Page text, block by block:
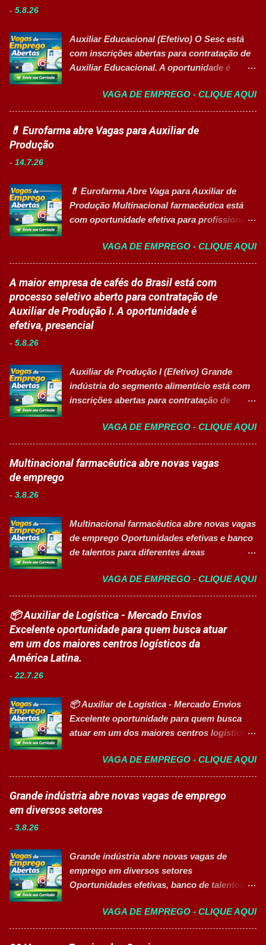
de RH. Executar demais atividades
administrativas da área. Requisitos 18 anos
completos. Ensino médio completo ...
(PcD). As vagas oferecem oportunidades de
desenvolvimento profissional em um
ambiente hospitalar estruturado, com
assistenciais, operacionais e de apoio. Vagas
abertas Auxiliar de Cozinha Técnico de
Enfermagem Enfermeiro Vigia (Modalidade
(Exclusiva PcD) Terapeuta Ocupacional
Atendente de Copa Estagiário Técnico ...
- 5.8.26
Auxiliar Educacional (Efetivo) O Sesc está
com inscrições abertas para contratação de
Auxiliar Educacional. A oportunidade é
nas áreas da educação que desejam atuar
em ambiente escolar, apoiando professores
e estudantes. 👉 CANDIDATAR-SE AGORA
Resumo da vaga Cargo: Auxiliar
agosto de 2026 Vaga inclusiva para Pessoas
com Deficiência (PcD). Principais atividades
Apoiar professores durante atividades
projetos educacionais. Dar suporte em
atividades recreativas e lúdicas.
Disponibilizar materiais utilizados nas
atividades. Monitorar estudantes durante
aulas e recreios. Contribuir para um
ambiente escolar organizado e seguro.
educacionais desenvolv...
VAGA DE EMPREGO - CLIQUE AQUI
💊 Eurofarma abre Vagas para Auxiliar de
Produção
- 14.7.26
💊 Eurofarma Abre Vaga para Auxiliar de
Produção Multinacional farmacêutica está
com oportunidade efetiva para profissionais
Deficiência (PcD). 🏢 Sobre a Eurofarma
Com mais de 50 anos de história , a
Eurofarma é uma multinacional brasileira
presente em 22 países , reconhecida pela
inovação, qualidade e compromisso com o
acesso à saúde. A empresa conta com mais
desenvolvimento profissional e um ambiente
voltado para diversidade e inclusão. 👉
CANDIDATAR-SE AGORA 📋 Principais
embalagem, envase, manipulação e
preparação de materiais; ✅ Apoiar a limpeza
técnica das áreas produtivas; ✅ Preencher e
realizar devoluções quand...
VAGA DE EMPREGO - CLIQUE AQUI
A maior empresa de cafés do Brasil está com
processo seletivo aberto para contratação de
Auxiliar de Produção I. A oportunidade é
efetiva, presencial
- 5.8.26
Auxiliar de Produção I (Efetivo) Grande
indústria do segmento alimentício está com
inscrições abertas para contratação de
AGORA Resumo da vaga Cargo: Auxiliar de
Produção I Empresa: Grupo 3Corações Tipo
de contratação: Efetivo (CLT) Modelo de
trabalho: Presencial Inscrições até: 10 de
abastecer materiais para as linhas de
produção. Separar produtos e insumos
utilizados na fabricação. Realizar paletização
o ambiente de trabalho limpo. Auxiliar
operadores nas atividades produtivas.
Comunicar anormalidades nos
equipamentos à manutenção. Cumprir
normas de segurança do trabalho. Executar
limpeza de equipamentos e da área
VAGA DE EMPREGO - CLIQUE AQUI
Multinacional farmacêutica abre novas vagas
de emprego
- 3.8.26
Multinacional farmacêutica abre novas vagas
de emprego Oportunidades efetivas e banco
de talentos para diferentes áreas
Sobre as oportunidades Uma das maiores
multinacionais farmacêuticas do Brasil está
com novas oportunidades abertas para
profissionais que desejam atuar em um
ambiente inovador, colaborativo e voltado
para o desenvolvimento de pessoas. As
profissionais com diferentes perfis e níveis
de experiência. Vagas disponíveis Analista
de Projetos Pleno Auxiliar de Almoxarifado
Manutenção II Banco de Talentos Áreas de
atuação Produção Industrial. Logística.
Almoxarifado. Projetos. Engenharia.
Manutenção Industrial. Operações. Banco de
VAGA DE EMPREGO - CLIQUE AQUI
📦 Auxiliar de Logística - Mercado Envios
Excelente oportunidade para quem busca atuar
em um dos maiores centros logísticos da
América Latina.
-22.7.26
📦 Auxiliar de Logística - Mercado Envios
Excelente oportunidade para quem busca
atuar em um dos maiores centros logísticos
📋 Sobre a oportunidade O Mercado Envios
está com oportunidade para Auxiliar de
Logística . A empresa busca profissionais
comprometidos, organizados e que desejam
Receber produtos no centro de distribuição;
Embalar e etiquetar mercadorias; Conferir
documentos, registros e embalagens;
logísticos; Contribuir com melhorias na
operação; Atuar em equipe para garantir
VAGA DE EMPREGO - CLIQUE AQUI
Grande indústria abre novas vagas de emprego
em diversos setores
- 3.8.26
Grande indústria abre novas vagas de
emprego em diversos setores
Oportunidades efetivas, banco de talentos e
Deficiência (PcD) 👉 CANDIDATAR AGORA
Sobre as oportunidades Uma das maiores
indústrias do setor de calçados e bens de
VAGA DE EMPREGO - CLIQUE AQUI